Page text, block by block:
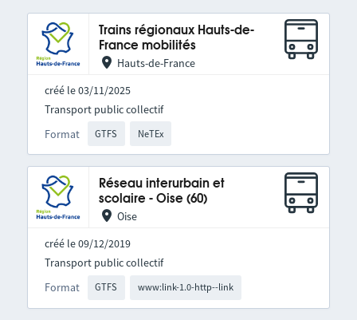
Trains régionaux Hauts-de-
France mobilités
Hauts-de-France
créé le 03/11/2025
Format GTFS NeTEx
Transport public collectif
Réseau interurbain et
scolaire - Oise (60)
Oise
créé le 09/12/2019
Format GTFS www:link-1.0-http--link
Transport public collectif